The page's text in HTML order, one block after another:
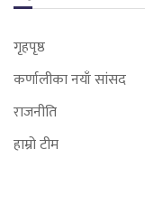
गृहपृष्ठ
कर्णालीका नयाँ सांसद
राजनीति
हाम्रो टीम